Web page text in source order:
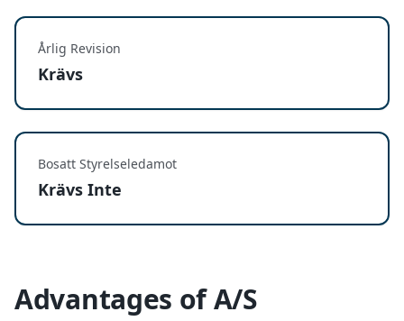
Årlig Revision
Krävs
Bosatt Styrelseledamot
Krävs Inte
Advantages of A/S